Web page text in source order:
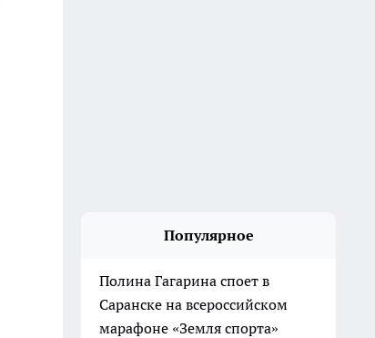
Популярное
Полина Гагарина споет в
Саранске на всероссийском
марафоне «Земля спорта»